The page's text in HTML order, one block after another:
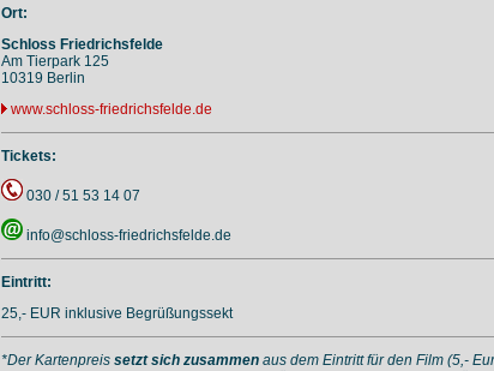
Ort:
Schloss Friedrichsfelde
Am Tierpark 125
10319 Berlin
www.schloss-friedrichsfelde.de
Tickets:
030 / 51 53 14 07
info@schloss-friedrichsfelde.de
Eintritt:
25,- EUR inklusive Begrüßungssekt
*Der Kartenpreis setzt sich zusammen aus dem Eintritt für den Film (5,-